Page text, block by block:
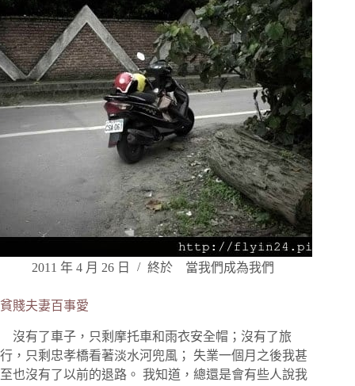
2011 年 4 月 26 日 終於 當我們成為我們
貧賤夫妻百事愛
沒有了車子，只剩摩托車和雨衣安全帽；沒有了旅
行，只剩忠孝橋看著淡水河兜風； 失業一個月之後我甚
至也沒有了以前的退路。 我知道，總還是會有些人說我